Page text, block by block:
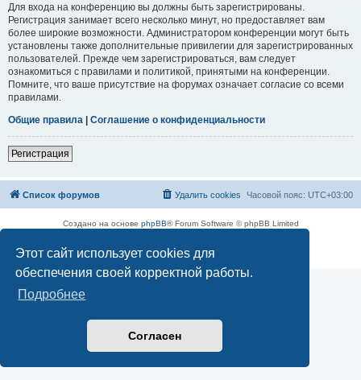
Этот сайт использует cookies для
обеспечения своей корректной работы.
Подробнее
Согласен
Для входа на конференцию вы должны быть зарегистрированы.
Регистрация занимает всего несколько минут, но предоставляет вам
более широкие возможности. Администратором конференции могут быть
установлены также дополнительные привилегии для зарегистрированных
пользователей. Прежде чем зарегистрироваться, вам следует
ознакомиться с правилами и политикой, принятыми на конференции.
Помните, что ваше присутствие на форумах означает согласие со всеми
правилами.
Общие правила | Соглашение о конфиденциальности
Регистрация
Список форумов Часовой пояс: UTC+03:00
Удалить cookies
Создано на основе phpBB® Forum Software © phpBB Limited
Конфиденциальность|Правила